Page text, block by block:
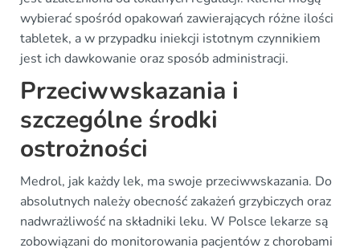
wybierać spośród opakowań zawierających różne ilości
tabletek, a w przypadku iniekcji istotnym czynnikiem
jest ich dawkowanie oraz sposób administracji.
Przeciwwskazania i
szczególne środki
ostrożności
Medrol, jak każdy lek, ma swoje przeciwwskazania. Do
absolutnych należy obecność zakażeń grzybiczych oraz
nadwrażliwość na składniki leku. W Polsce lekarze są
zobowiązani do monitorowania pacjentów z chorobami